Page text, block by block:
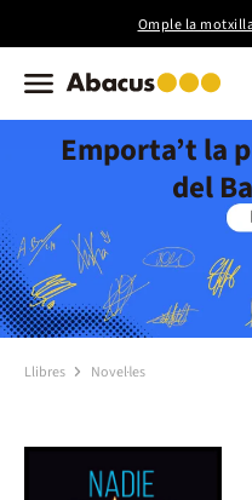
Omple la
Emporta’t la
del
Llibres Novel·les